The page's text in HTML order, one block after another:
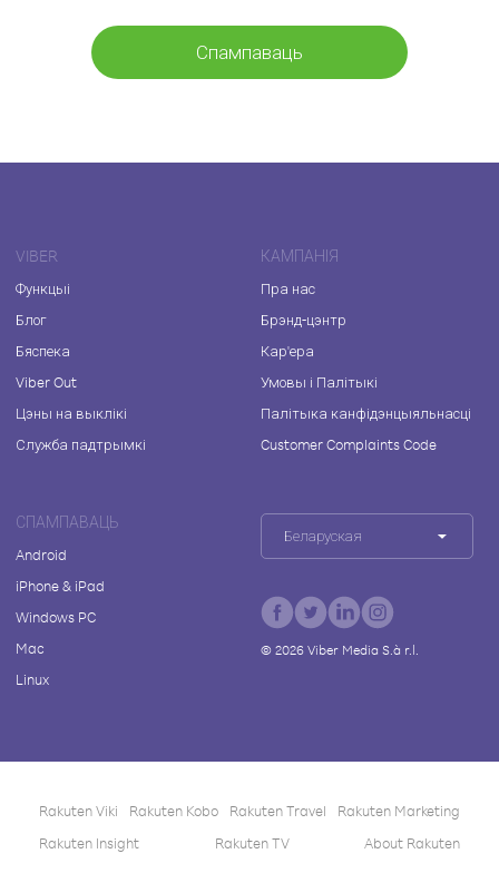
Спампаваць
VIBER
Функцыі
Блог
Бяспека
Viber Out
Цэны на выклікі
Служба падтрымкі
КАМПАНІЯ
Пра нас
Брэнд-цэнтр
Кар'ера
Умовы і Палітыкі
Палітыка канфідэнцыяльнасці
Customer Complaints Code
СПАМПАВАЦЬ
Android
iPhone & iPad
Windows PC
Mac
Linux
Беларуская
© 2026Viber Media S.à r.l.
Rakuten Viki Rakuten Kobo Rakuten Travel
Rakuten Marketing
Rakuten Insight
Rakuten TV About Rakuten